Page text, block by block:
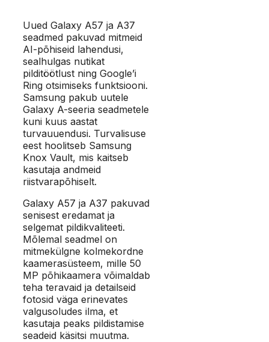
Uued Galaxy A57 ja A37
seadmed pakuvad mitmeid
AI-põhiseid lahendusi,
sealhulgas nutikat
pilditöötlust ning Google’i
Ring otsimiseks funktsiooni.
Samsung pakub uutele
Galaxy A-seeria seadmetele
kuni kuus aastat
turvauuendusi. Turvalisuse
eest hoolitseb Samsung
Knox Vault, mis kaitseb
kasutaja andmeid
riistvarapõhiselt.
Galaxy A57 ja A37 pakuvad
senisest eredamat ja
selgemat pildikvaliteeti.
Mõlemal seadmel on
mitmekülgne kolmekordne
kaamerasüsteem, mille 50
MP põhikaamera võimaldab
teha teravaid ja detailseid
fotosid väga erinevates
valgusoludes ilma, et
kasutaja peaks pildistamise
seadeid käsitsi muutma.